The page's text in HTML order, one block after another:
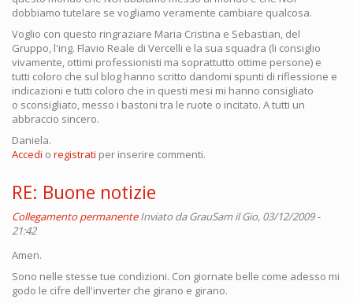
dobbiamo tutelare se vogliamo veramente cambiare qualcosa.
Voglio con questo ringraziare Maria Cristina e Sebastian, del
Gruppo, l'ing. Flavio Reale di Vercelli e la sua squadra (li consiglio
vivamente, ottimi professionisti ma soprattutto ottime persone) e
tutti coloro che sul blog hanno scritto dandomi spunti di riflessione e
indicazioni e tutti coloro che in questi mesi mi hanno consigliato
o sconsigliato, messo i bastoni tra le ruote o incitato. A tutti un
abbraccio sincero.
Daniela.
Accedi o registrati per inserire commenti.
RE: Buone notizie
Collegamento permanente Inviato daGrauSamil Gio, 03/12/2009 -
21:42
Amen.
Sono nelle stesse tue condizioni. Con giornate belle come adesso mi
godo le cifre dell'inverter che girano e girano.